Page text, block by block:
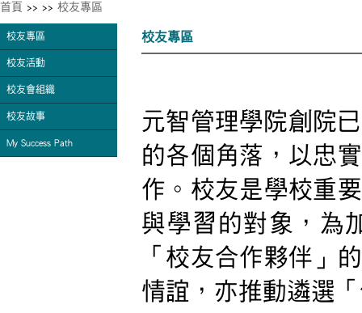
首頁 >> >> 校友專區
校友專區
校友活動
校友會組織
校友故事
My Success Path
校友專區
元智管理學院創院
的各個角落，以忠
作。校友是學校重
與學習的對象，為
「校友合作夥伴」
情誼，亦推動遴選